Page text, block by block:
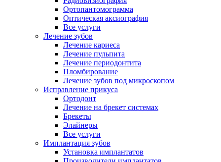
Ортопантомограмма
Оптическая аксиография
Все услуги
Лечение зубов
Лечение кариеса
Лечение пульпита
Лечение периодонтита
Пломбирование
Лечение зубов под микроскопом
Исправление прикуса
Ортодонт
Лечение на брекет системах
Брекеты
Элайнеры
Все услуги
Имплантация зубов
Установка имплантатов